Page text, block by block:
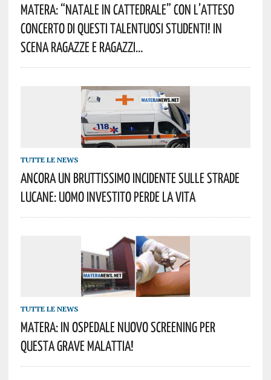
Matera: “Natale In Cattedrale” Con L’atteso
Concerto Di Questi Talentuosi Studenti! In
Scena Ragazze E Ragazzi…
TUTTE LE NEWS
Ancora Un Bruttissimo Incidente Sulle Strade
Lucane: Uomo Investito Perde La Vita
TUTTE LE NEWS
Matera: In Ospedale Nuovo Screening Per
Questa Grave Malattia!